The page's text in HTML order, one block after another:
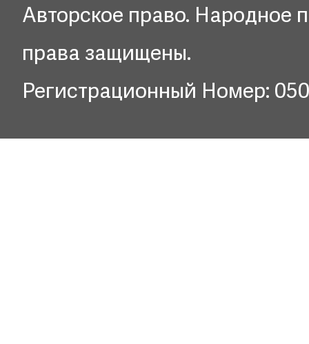
Авторское право. Народное
права защищены.
Регистрационный Номер: